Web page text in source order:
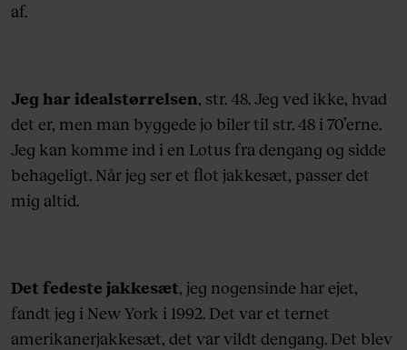
af.
Jeg har idealstørrelsen, str. 48. Jeg ved ikke, hvad
det er, men man byggede jo biler til str. 48 i 70’erne.
Jeg kan komme ind i en Lotus fra dengang og sidde
behageligt. Når jeg ser et flot jakkesæt, passer det
mig altid.
Det fedeste jakkesæt, jeg nogensinde har ejet,
fandt jeg i New York i 1992. Det var et ternet
amerikanerjakkesæt, det var vildt dengang. Det blev